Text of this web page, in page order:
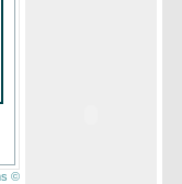
©